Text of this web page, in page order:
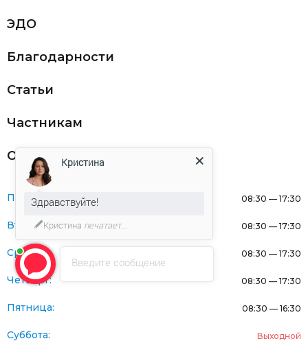
ЭДО
Благодарности
Статьи
Частникам
Оферта
Понедельник: 08:30 — 17:30
Вторник: 08:30 — 17:30
Среда: 08:30 — 17:30
Четверг: 08:30 — 17:30
Пятница: 08:30 — 16:30
Суббота: Выходной
Введите сообщение
Кристина
Здравствуйте!
Кристина печатает...